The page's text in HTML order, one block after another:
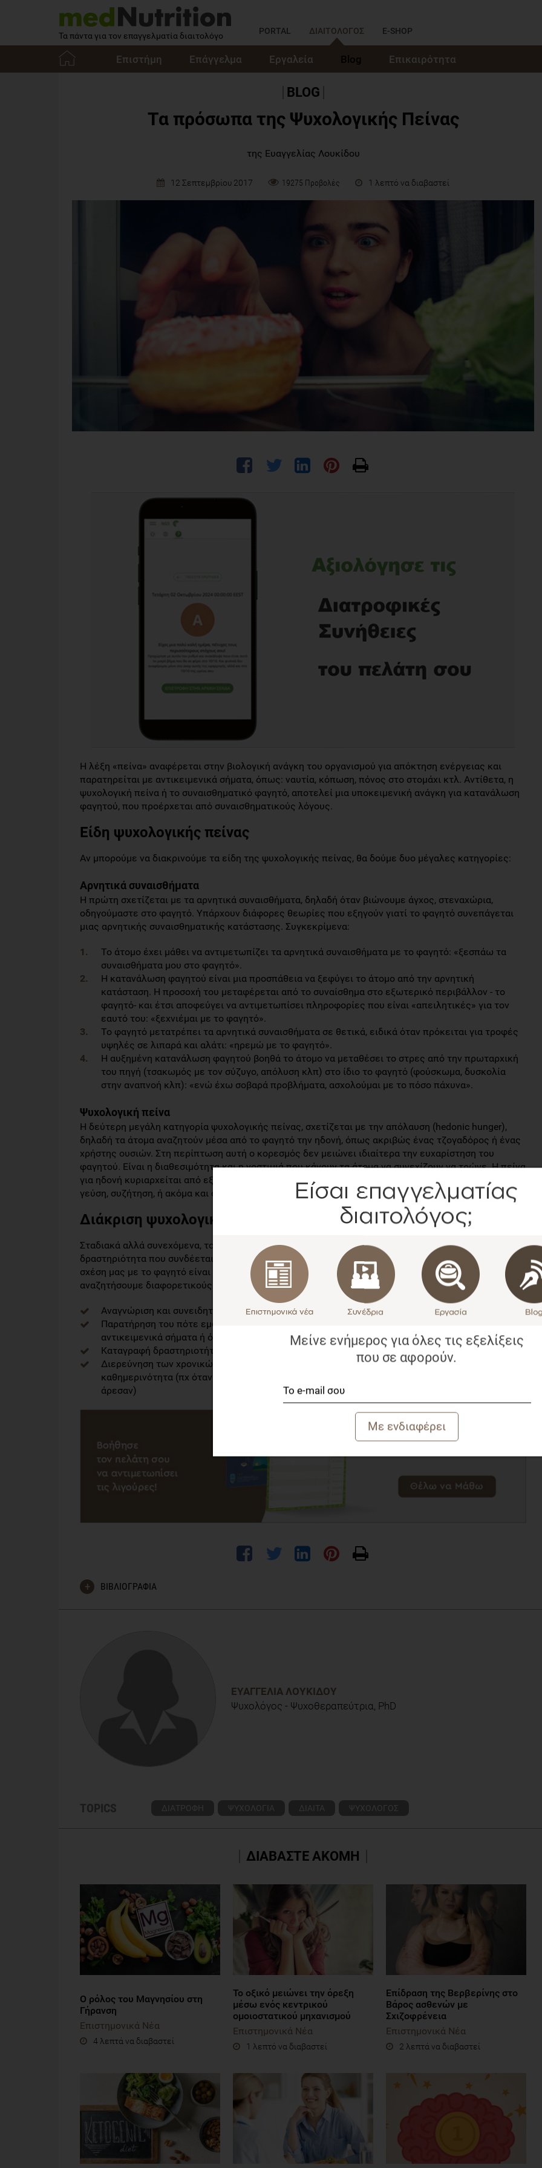
Τα πάντα για τον επαγγελματία διαιτολόγο PORTAL ΔΙΑΙΤΟΛΟΓΟΣ E-SHOP
Επιστήμη Επάγγελμα Εργαλεία Blog Επικαιρότητα
BLOG
Τα πρόσωπα της Ψυχολογικής Πείνας
της Ευαγγελίας Λουκίδου
12 Σεπτεμβρίου 2017 19275 Προβολές 1 λεπτό να διαβαστεί
Η λέξη «πείνα» αναφέρεται στην βιολογική ανάγκη του οργανισμού για απόκτηση ενέργειας και
παρατηρείται με αντικειμενικά σήματα, όπως: ναυτία, κόπωση, πόνος στο στομάχι κτλ. Αντίθετα, η
ψυχολογική πείνα ή το συναισθηματικό φαγητό, αποτελεί μια υποκειμενική ανάγκη για κατανάλωση
φαγητού, που προέρχεται από συναισθηματικούς λόγους.
Είδη ψυχολογικής πείνας
Αν μπορούμε να διακρινούμε τα είδη της ψυχολογικής πείνας, θα δούμε δυο μέγαλες κατηγορίες:
Αρνητικά συναισθήματα
Η πρώτη σχετίζεται με τα αρνητικά συναισθήματα, δηλαδή όταν βιώνουμε άγχος, στεναχώρια,
οδηγούμαστε στο φαγητό. Υπάρχουν διάφορες θεωρίες που εξηγούν γιατί το φαγητό συνεπάγεται
μιας αρνητικής συναισθηματικής κατάστασης. Συγκεκρίμενα:
Το άτομο έχει μάθει να αντιμετωπίζει τα αρνητικά συναισθήματα με το φαγητό: «ξεσπάω τα
συναισθήματα μου στο φαγητό».
Η κατανάλωση φαγητού είναι μια προσπάθεια να ξεφύγει το άτομο από την αρνητική
κατάσταση. Η προσοχή του μεταφέρεται από το συναίσθημα στο εξωτερικό περιβάλλον - το
φαγητό- και έτσι αποφεύγει να αντιμετωπίσει πληροφορίες που είναι «απειλητικές» για τον
εαυτό του: «ξεχνιέμαι με το φαγητό».
Το φαγητό μετατρέπει τα αρνητικά συναισθήματα σε θετικά, ειδικά όταν πρόκειται για τροφές
υψηλές σε λιπαρά και αλάτι: «ηρεμώ με το φαγητό».
Η αυξημένη κατανάλωση φαγητού βοηθά το άτομο να μεταθέσει το στρες από την πρωταρχική
του πηγή (τσακωμός με τον σύζυγο, απόλυση κλπ) στο ίδιο το φαγητό (φούσκωμα, δυσκολία
στην αναπνοή κλπ): «ενώ έχω σοβαρά προβλήματα, ασχολούμαι με το πόσο πάχυνα».
Ψυχολογική πείνα
Η δεύτερη μεγάλη κατηγορία ψυχολογικής πείνας, σχετίζεται με την απόλαυση (hedonic hunger),
δηλαδή τα άτομα αναζητούν μέσα από το φαγητό την ηδονή, όπως ακριβώς ένας τζογαδόρος ή ένας
χρήστης ουσιών. Στη περίπτωση αυτή ο κορεσμός δεν μειώνει ιδιαίτερα την ευχαρίστηση του
φαγητού. Είναι η διαθεσιμότητα και η νοστιμιά που κάνουν τα άτομα να συνεχίζουν να τρώνε. Η πείνα
για ηδονή κυριαρχείται από εξωτερικά σήματα σχετιζόμενα με το φαγητό, όπως, μυρωδιά, όψη,
γεύση, συζήτηση, ή ακόμα και σκέψη, μνήμες και συνδέσεις με ευχάριστα γεγονότα κλπ.
Διάκριση ψυχολογικής και βιολογικής πείνας
Σταδιακά αλλά συνεχόμενα, το φαγητό έχει μετατραπεί από μια βιολογική ανάγκη σε μια εθιστική
δραστηριότητα που συνδέεται με διάφορα συναισθήματα. Ο τρόπος για να επαναπροσδιορίσουμε τη
σχέση μας με το φαγητό είναι καταρχάς να αντιληφθούμε πότε και γιατί τρώμε και στη συνέχεια να
αναζητήσουμε διαφορετικούς τρόπους να καλύψουμε τη «συναισθηματική πείνα»:
Αναγνώριση και συνειδητοποίηση της συναισθηματικής κατάστασης πριν την κατανάλωση.
Παρατήρηση του πότε εμφανίζεται η ανάγκη για φαγητό (όταν υπάρχουν εσωτερικά
αντικειμενικά σήματα ή όταν υπάρχουν σήματα φαγητού στο περιβάλλον;)
Καταγραφή δραστηριοτήτων που συνδέονται με το φαγητό.
Διερεύνηση των χρονικών διαστημάτων όπου το φαγητό έπαιζε μικρό ρόλο στην
καθημερινότητα (πχ όταν ήμουν ερωτευμένος, όταν εμπλεκόμουν σε δραστηριότητες που μου
άρεσαν)
ΒΙΒΛΙΟΓΡΑΦΙΑ
ΕΥΑΓΓΕΛΊΑ ΛΟΥΚΊΔΟΥ
Ψυχολόγος - Ψυχοθεραπεύτρια, PhD
TOPICS ΔΙΑΤΡΟΦΗ ΨΥΧΟΛΟΓΙΑ ΔΙΑΙΤΑ ΨΥΧΟΛΟΓΟΣ
ΔΙΑΒΑΣΤΕ ΑΚΟΜΗ
Ο ρόλος του Μαγνησίου στη
Γήρανση
Επιστημονικά Νέα
4 λεπτά να διαβαστεί
Το οξικό μειώνει την όρεξη
μέσω ενός κεντρικού
ομοιοστατικού μηχανισμού
Επιστημονικά Νέα
1 λεπτό να διαβαστεί
Επίδραση της Βερβερίνης στο
Βάρος ασθενών με
Σχιζοφρένεια
Επιστημονικά Νέα
2 λεπτά να διαβαστεί
Μείνε ενήμερος για όλες τις εξελίξεις
που σε αφορούν.